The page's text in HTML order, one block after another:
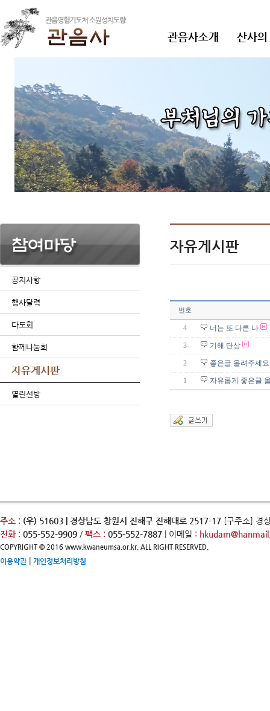
관음사소개 산사
공지사항
행사달력
다도회
함께나눔회
자유게시판
열린선방
자유게시판
번호
4 너는 또 다른 나
3 기해 단상
2 좋은글 올려주세요
1 자유롭게 좋은글
주소 : (우) 51603 | 경상남도 창원시 진해구 진해대로 2517-17 [구주소] 경
전화 : 055-552-9909 / 팩스 : 055-552-7887 | 이메일 :
COPYRIGHT © 2016 www.kwaneumsa.or.kr. ALL RIGHT RESERVED.
이용약관| 개인정보처리방침